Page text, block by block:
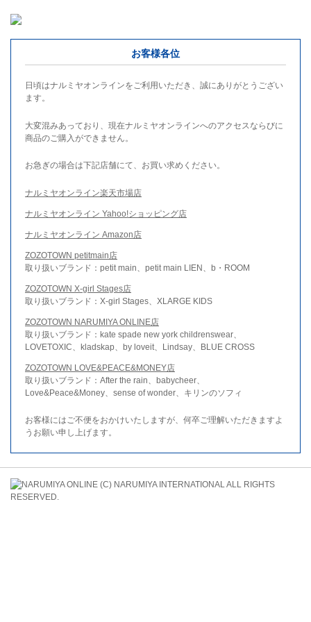
お客様各位
日頃はナルミヤオンラインをご利用いただき、誠にありがとうござい
ます。
大変混みあっており、現在ナルミヤオンラインへのアクセスならびに
商品のご購入ができません。
お急ぎの場合は下記店舗にて、お買い求めください。
ナルミヤオンライン楽天市場店
ナルミヤオンライン Yahoo!ショッピング店
ナルミヤオンライン Amazon店
ZOZOTOWN petitmain店
取り扱いブランド：petit main、petit main LIEN、b・ROOM
ZOZOTOWN X-girl Stages店
取り扱いブランド：X-girl Stages、XLARGE KIDS
ZOZOTOWN NARUMIYA ONLINE店
取り扱いブランド：kate spade new york childrenswear、
LOVETOXIC、kladskap、by loveit、Lindsay、BLUE CROSS
ZOZOTOWN LOVE&PEACE&MONEY店
取り扱いブランド：After the rain、babycheer、
Love&Peace&Money、sense of wonder、キリンのソフィ
お客様にはご不便をおかけいたしますが、何卒ご理解いただきますよ
うお願い申し上げます。